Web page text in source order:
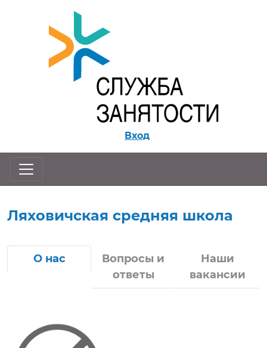
Вход
Ляховичская средняя школа
О нас
Вопросы и
ответы
Наши
вакансии